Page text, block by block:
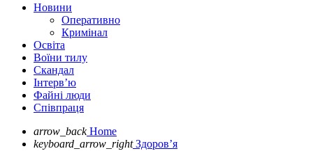
Новини
Оперативно
Кримінал
Освіта
Воїни тилу
Скандал
Інтерв’ю
Файні люди
Співпраця
arrow_back Home
keyboard_arrow_right Здоров’я